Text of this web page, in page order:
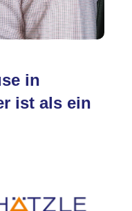
in
ist als ein